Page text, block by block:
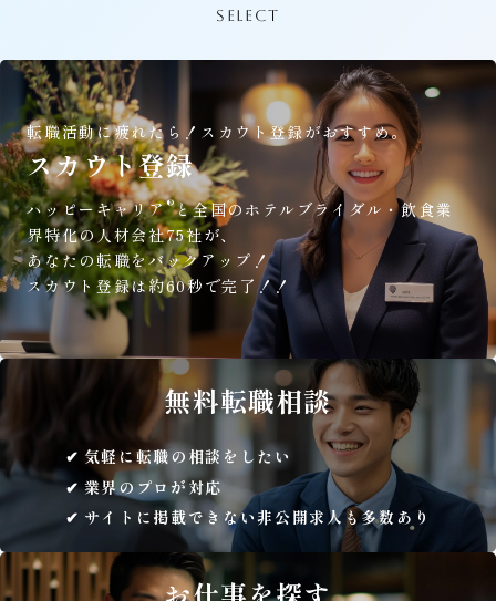
SELECT
転職活動に疲れたら！ スカウト登録がおすすめ。
スカウト登録
ハッピーキャリア®と全国のホテルブライダル・飲食業
界特化の人材会社75社が、
あなたの転職をバックアップ！
スカウト登録は約60秒で完了！！
無料転職相談
気軽に転職の相談をしたい
業界のプロが対応
サイトに掲載できない非公開求人も多数あり